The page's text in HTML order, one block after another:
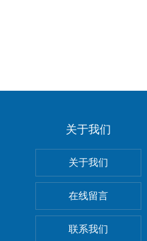
关于我们
关于我们
在线留言
联系我们